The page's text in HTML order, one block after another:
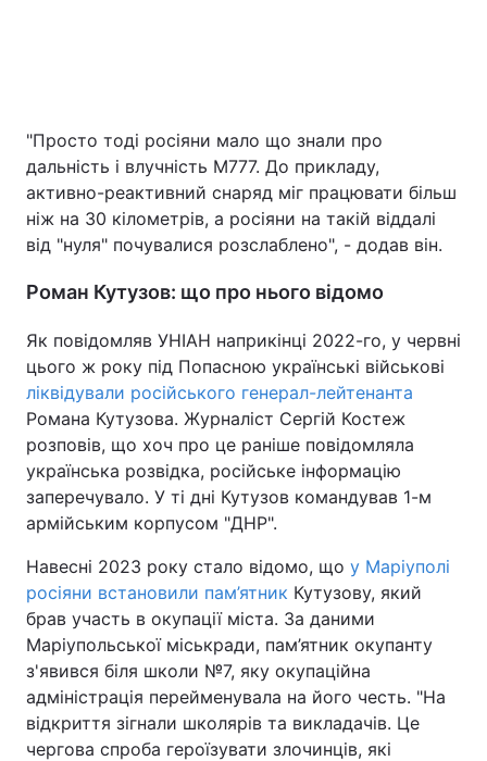
"Просто тоді росіяни мало що знали про
дальність і влучність М777. До прикладу,
активно-реактивний снаряд міг працювати більш
ніж на 30 кілометрів, а росіяни на такій віддалі
від "нуля" почувалися розслаблено", - додав він.
Роман Кутузов: що про нього відомо
Як повідомляв УНІАН наприкінці 2022-го, у червні
цього ж року під Попасною українські військові
ліквідували російського генерал-лейтенанта
Романа Кутузова. Журналіст Сергій Костеж
розповів, що хоч про це раніше повідомляла
українська розвідка, російське інформацію
заперечувало. У ті дні Кутузов командував 1-м
армійським корпусом "ДНР".
Навесні 2023 року стало відомо, що у Маріуполі
росіяни встановили пам’ятник Кутузову, який
брав участь в окупації міста. За даними
Маріупольської міськради, пам’ятник окупанту
з'явився біля школи №7, яку окупаційна
адміністрація перейменувала на його честь. "На
відкриття зігнали школярів та викладачів. Це
чергова спроба героїзувати злочинців, які